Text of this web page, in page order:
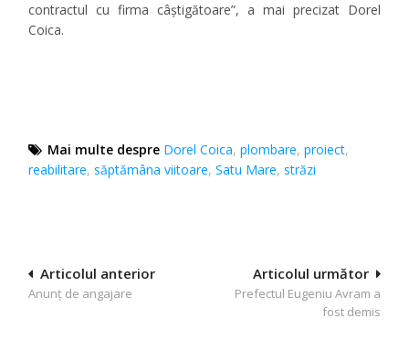
contractul cu firma câștigătoare”, a mai precizat Dorel
Coica.
Mai multe despre Dorel Coica,plombare,proiect,
reabilitare,săptămâna viitoare,Satu Mare,străzi
Navigare
în
Articolul următor
Prefectul Eugeniu Avram a
fost demis
Articolul anterior
Anunţ de angajare